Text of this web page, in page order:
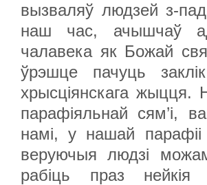
вызваляў людзей з-
наш час, ачышчаў
чалавека як Божай
ўрэшце пачуць
хрысціянскага
парафіяльнай сям’і,
намі, у нашай
веруючыя людзі
рабіць праз нейкія